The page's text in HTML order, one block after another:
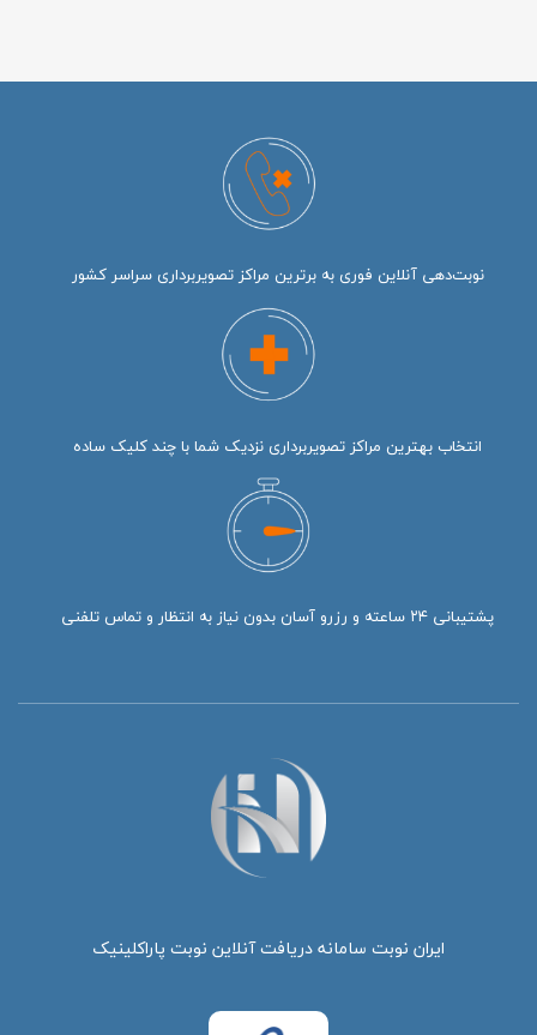
نوبت‌دهی آنلاین فوری به برترین مراکز تصویربرداری سراسر کشور
انتخاب بهترین مراکز تصویربرداری نزدیک شما با چند کلیک ساده
پشتیبانی ۲۴ ساعته و رزرو آسان بدون نیاز به انتظار و تماس تلفنی
ایران نوبت سامانه دریافت آنلاین نوبت پاراکلینیک